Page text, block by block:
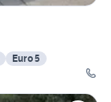
Euro 5